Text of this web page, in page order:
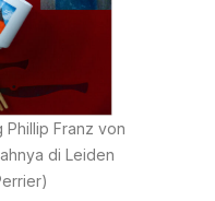
Phillip Franz von
di Leiden